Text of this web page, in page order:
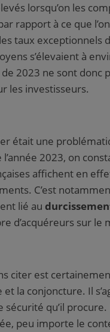
lorsqu’on les
rapport à ce que
taux exceptionnels
s’élevaient à
2023 ne sont
les investisseurs.
était une
2023, on
affichent en
C’est
lié au
d’acquéreurs sur le
citer est
la conjoncture. Il
sécurité qu’il procure.
peu importe le